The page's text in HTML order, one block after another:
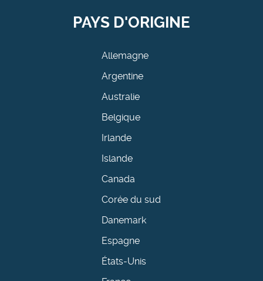
PAYS D'ORIGINE
Allemagne
Argentine
Australie
Belgique
Irlande
Islande
Canada
Corée du sud
Danemark
Espagne
États-Unis